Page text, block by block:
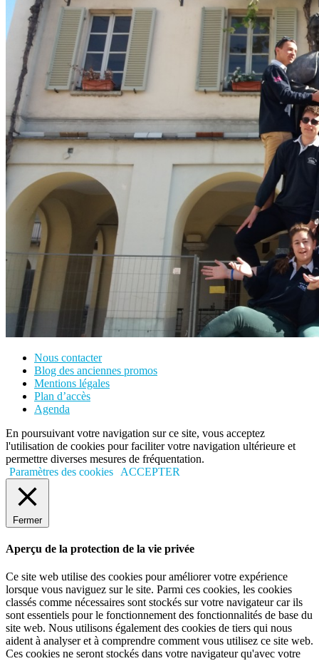
Nous contacter
Blog des anciennes promos
Mentions légales
Plan d’accès
Agenda
En poursuivant votre navigation sur ce site, vous acceptez
l'utilisation de cookies pour faciliter votre navigation ultérieure et
permettre diverses mesures de fréquentation.
Paramètres des cookies
ACCEPTER
Fermer
Aperçu de la protection de la vie privée
Ce site web utilise des cookies pour améliorer votre expérience
lorsque vous naviguez sur le site. Parmi ces cookies, les cookies
classés comme nécessaires sont stockés sur votre navigateur car ils
sont essentiels pour le fonctionnement des fonctionnalités de base du
site web. Nous utilisons également des cookies de tiers qui nous
aident à analyser et à comprendre comment vous utilisez ce site web.
Ces cookies ne seront stockés dans votre navigateur qu'avec votre